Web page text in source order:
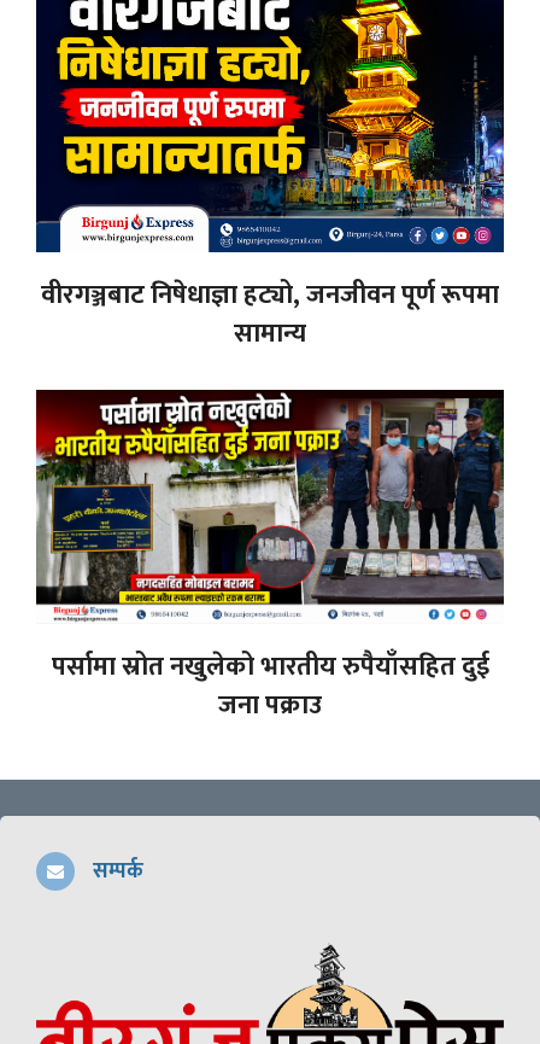
वीरगञ्जबाट निषेधाज्ञा हट्यो, जनजीवन पूर्ण रूपमा
सामान्य
पर्सामा स्रोत नखुलेको भारतीय रुपैयाँसहित दुई
जना पक्राउ
सम्पर्क